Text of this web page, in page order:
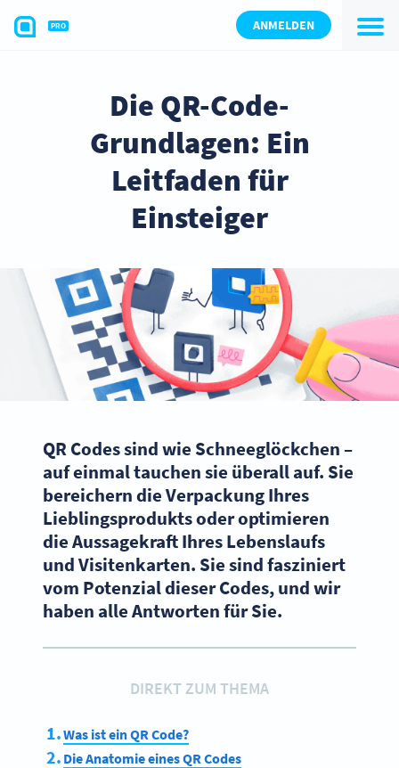
PRO ANMELDEN
Die QR-Code-
Grundlagen: Ein
Leitfaden für
Einsteiger
QR Codes sind wie Schneeglöckchen –
auf einmal tauchen sie überall auf. Sie
bereichern die Verpackung Ihres
Lieblingsprodukts oder optimieren
die Aussagekraft Ihres Lebenslaufs
und Visitenkarten. Sie sind fasziniert
vom Potenzial dieser Codes, und wir
haben alle Antworten für Sie.
DIREKT ZUM THEMA
Was ist ein QR Code?
Die Anatomie eines QR Codes